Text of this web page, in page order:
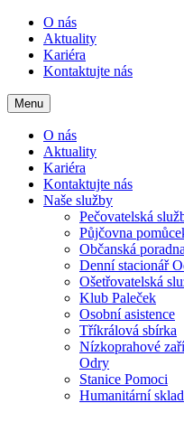
O nás
Aktuality
Kariéra
Kontaktujte nás
Menu
O nás
Aktuality
Kariéra
Kontaktujte nás
Naše služby
Pečovatelská
Půjčovna
Občanská poradna
Denní stacionář
Ošetřovatelská
Klub Paleček
Osobní asistence
Tříkrálová sbírka
Nízkoprahové
Odry
Stanice Pomoci
Humanitární sklad